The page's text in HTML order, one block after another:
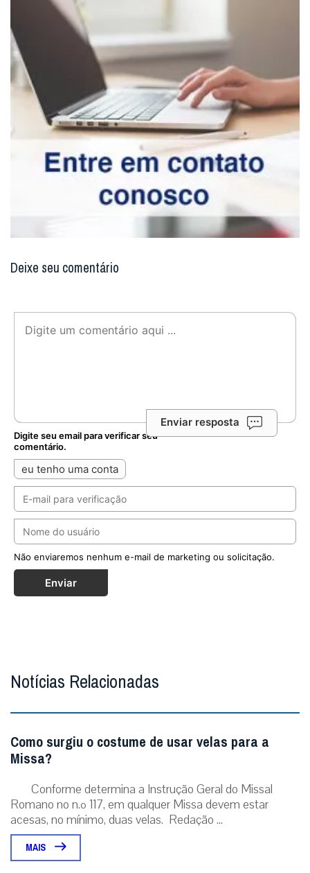
Deixe seu comentário
Enviar resposta
Digite seu email para verificar seu
comentário.
eu tenho uma conta
Não enviaremos nenhum e-mail de marketing ou solicitação.
Enviar
Notícias Relacionadas
Como surgiu o costume de usar velas para a
Missa?
Conforme determina a Instrução Geral do Missal
Romano no n.º 117, em qualquer Missa devem estar
acesas, no mínimo, duas velas. Redação ...
MAIS